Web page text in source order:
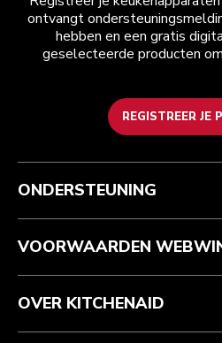
ontvangt
hebben en een gratis
geselecteerde producten
REGISTREER JE
Health check
Je bestelling volgen
Garantie en documenten
Veelgestelde vragen
Algemene voorwaarden
Retournering en terugbetaling
Imprint
ODR
Het merk
Zoek een winkel
ONDERSTEUNING
VOORWAARDEN
OVER KITCHENAID